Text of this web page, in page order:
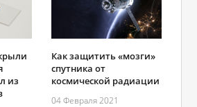
из
Как защитить «мозги»
спутника от
космической радиации
04 Февраля 2021